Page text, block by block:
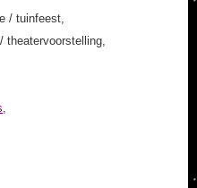
/ tuinfeest,
theatervoorstelling,
,